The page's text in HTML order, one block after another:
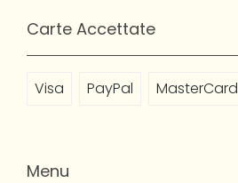
Carte Accettate
Visa PayPal MasterCard
Menu